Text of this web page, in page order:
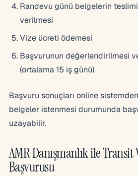
Randevu günü belgelerin
verilmesi
Vize ücreti ödemesi
Başvurunun değerlendirilmesi
(ortalama 15 iş günü)
Başvuru sonuçları online
belgeler istenmesi durumunda
uzayabilir.
AMR Danışmanlık ile Transit
Başvurusu